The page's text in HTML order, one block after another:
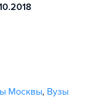
Москвы, Вузы